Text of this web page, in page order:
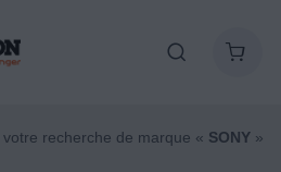
recherche de marque « SONY»